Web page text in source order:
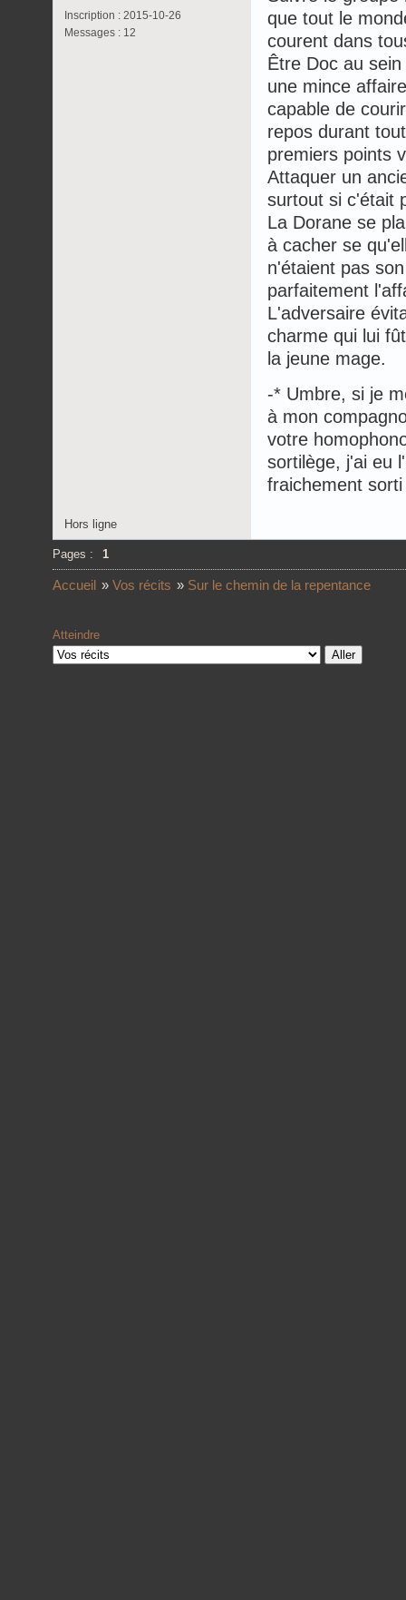
Inscription : 2015-10-26
Messages : 12
que tout le
courent dans
Être Doc au
une mince
capable de
repos durant
premiers points
Attaquer un
surtout si c'était
La Dorane se
à cacher se
n'étaient pas
parfaitement
L'adversaire
charme qui lui
la jeune mage.
-* Umbre, si je
à mon
votre
sortilège, j'ai eu
fraichement
Hors ligne
Pages : 1
Accueil » Vos récits » Sur le chemin de la repentance
Atteindre